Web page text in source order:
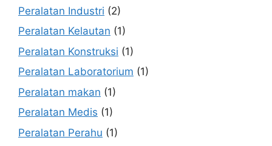
Peralatan Industri (2)
Peralatan Kelautan (1)
Peralatan Konstruksi (1)
Peralatan Laboratorium (1)
Peralatan makan (1)
Peralatan Medis (1)
Peralatan Perahu (1)